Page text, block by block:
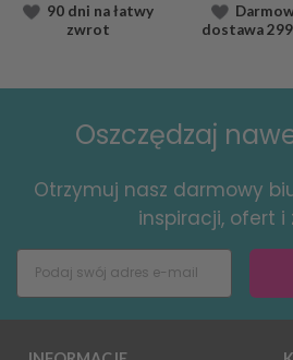
90 dni na łatwy
zwrot
dostawa299
Oszczędzaj
Otrzymuj nasz darmowy
inspiracji, ofert i